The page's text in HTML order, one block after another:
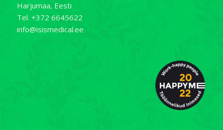
Harjumaa, Eesti
Tel. +372 6645622
info@isismedical.ee